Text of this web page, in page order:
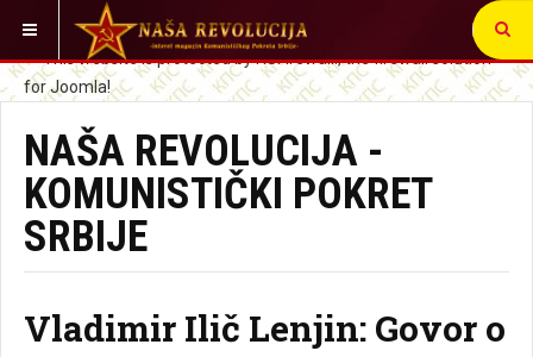
VI STE OVDE:
NAŠA REVOLUCIJA -
KOMUNISTIČKI POKRET
SRBIJE
Vladimir Ilič Lenjin: Govor o